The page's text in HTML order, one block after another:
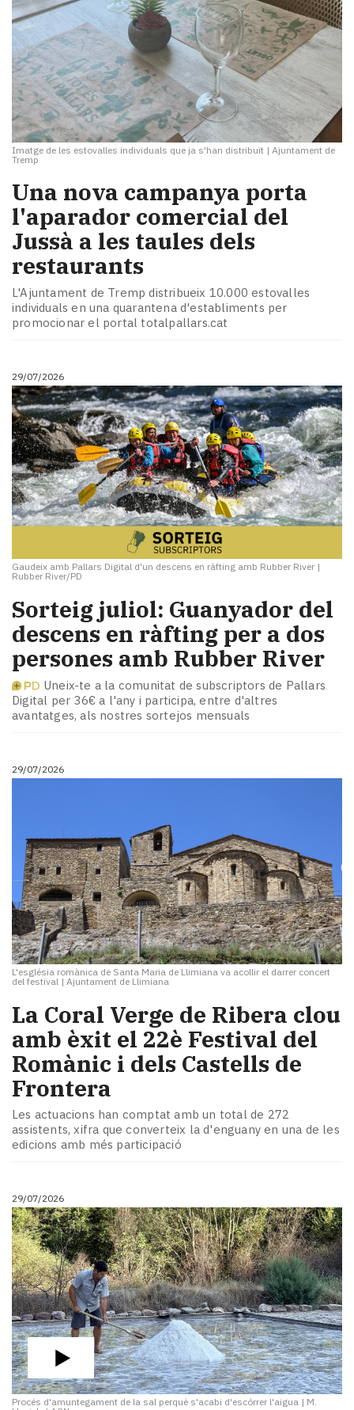
Imatge de les estovalles individuals que ja s'han distribuït | Ajuntament de
Tremp
Una nova campanya porta
l'aparador comercial del
Jussà a les taules dels
restaurants
L'Ajuntament de Tremp distribueix 10.000 estovalles
individuals en una quarantena d'establiments per
promocionar el portal totalpallars.cat
29/07/2026
Gaudeix amb Pallars Digital d'un descens en ràfting amb Rubber River |
Rubber River/PD
Sorteig juliol: Guanyador del
descens en ràfting per a dos
persones amb Rubber River
Uneix-te a la comunitat de subscriptors de Pallars
Digital per 36€ a l'any i participa, entre d'altres
avantatges, als nostres sortejos mensuals
29/07/2026
L'església romànica de Santa Maria de Llimiana va acollir el darrer concert
del festival | Ajuntament de Llimiana
La Coral Verge de Ribera clou
amb èxit el 22è Festival del
Romànic i dels Castells de
Frontera
Les actuacions han comptat amb un total de 272
assistents, xifra que converteix la d'enguany en una de les
edicions amb més participació
29/07/2026
Procés d'amuntegament de la sal perquè s'acabi d'escórrer l'aigua | M.